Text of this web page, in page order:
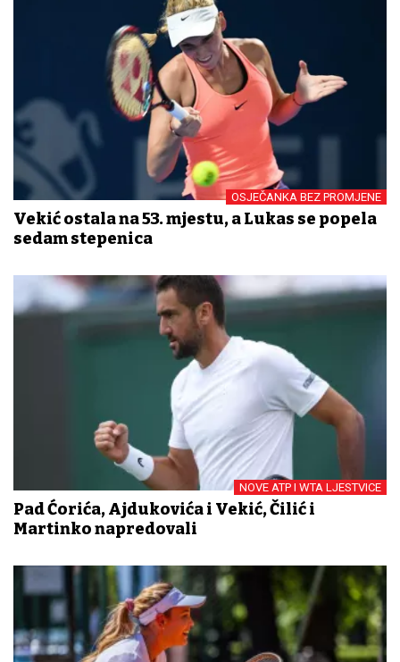
OSJEČANKA BEZ PROMJENE
Vekić ostala na 53. mjestu, a Lukas se popela
sedam stepenica
NOVE ATP I WTA LJESTVICE
Pad Ćorića, Ajdukovića i Vekić, Čilić i
Martinko napredovali